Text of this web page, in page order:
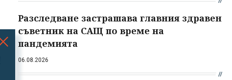
Разследване застрашава главния здравен
съветник на САЩ по време на
пандемията
06.08.2026